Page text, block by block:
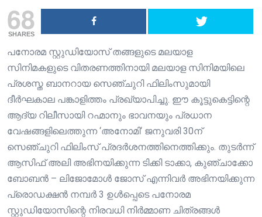
68
SHARES
പനോരമ സ്റ്റുഡിയോസ് തങ്ങളുടെ മലയാള
സിനിമകളുടെ വിതരണത്തിനായി മലയാള സിനിമയിലെ
പ്രശസ്ത ബാനറായ സെഞ്ചുറി ഫിലിംസുമായി
ദീർഘകാല പങ്കാളിത്തം പ്രഖ്യാപിച്ചു. ഈ കൂട്ടുകെട്ടിന്റെ
ആദ്യ റിലീസായി റഹ്മാനും ഭാവനയും പ്രധാന
വേഷങ്ങളിലെത്തുന്ന ‘അനോമി‘ ജനുവരി 30ന്
സെഞ്ചുറി ഫിലിംസ് പ്രദർശനത്തിനെത്തിക്കും. തുടർന്ന്
ആസിഫ് അലി അഭിനയിക്കുന്ന ടിക്കി ടാക്കാ, കുഞ്ചാക്കോ
ബോബൻ – ലിജോമോൾ ജോസ് എന്നിവർ അഭിനയിക്കുന്ന
പ്രൊഡക്ഷൻ നമ്പർ 3 ഉൾപ്പെടെ പനോരമ
സ്റ്റുഡിയോസിന്റെ നിരവധി നിർമ്മാണ ചിത്രങ്ങൾ